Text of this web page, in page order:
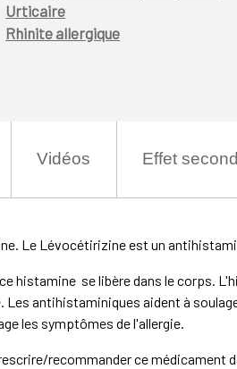
Urticaire
Rhinite allergique
Vidéos Effet
Le Lévocétirizine est un
histamine se libère dans le corps.
Les antihistaminiques aident à
les symptômes de l'allergie.
recommander ce médicament